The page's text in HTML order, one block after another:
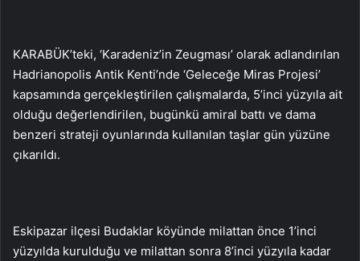
KARABÜK’teki, ‘Karadeniz’in Zeugması’ olarak adlandırılan
Hadrianopolis Antik Kenti’nde ‘Geleceğe Miras Projesi’
kapsamında gerçekleştirilen çalışmalarda, 5’inci yüzyıla ait
olduğu değerlendirilen, bugünkü amiral battı ve dama
benzeri strateji oyunlarında kullanılan taşlar gün yüzüne
çıkarıldı.
Eskipazar ilçesi Budaklar köyünde milattan önce 1’inci
yüzyılda kurulduğu ve milattan sonra 8’inci yüzyıla kadar